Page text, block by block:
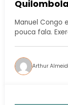
Quilombola
Manuel Congo
pouca fala.
Arthur